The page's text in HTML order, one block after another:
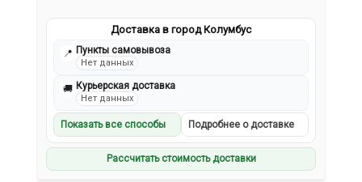
Доставка в город Колумбус
📍 Пункты самовывоза
Нет данных
🚚 Курьерская доставка
Нет данных
Показать все способы Подробнее о доставке
Рассчитать стоимость доставки